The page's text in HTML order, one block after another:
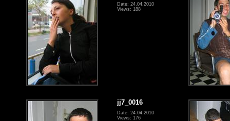
Date: 24.04.2010
Views: 188
jj7_0016
Date: 24.04.2010
Views: 176